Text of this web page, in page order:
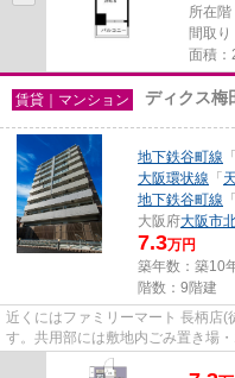
所在
間取
面積：
賃貸｜マンション ディクス梅
地下鉄谷町線 「
大阪環状線 「
地下鉄谷町線 「
大阪府大阪市
7.3万円
築年数：築10
階数：9階建
近くにはファミリーマート 長柄店
す。共用部には敷地内ごみ置き場
ています。駅から徒歩5分とい...